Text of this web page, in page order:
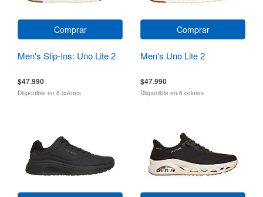
Comprar
Men's Slip-Ins: Uno Lite 2
$47.990
Disponible en 6 colores
Comprar
Men's Uno Lite 2
$47.990
Disponible en 6 colores